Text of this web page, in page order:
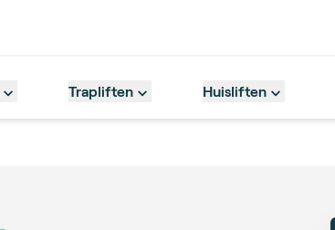
Trapliften Huisliften